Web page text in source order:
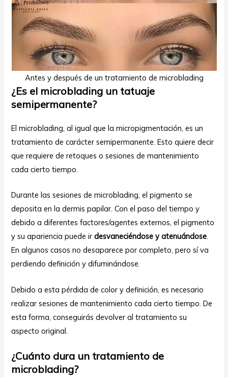
Antes y después de un tratamiento de microblading
¿Es el microblading un tatuaje
semipermanente?
El microblading, al igual que la micropigmentación, es un
tratamiento de carácter semipermanente. Esto quiere decir
que requiere de retoques o sesiones de mantenimiento
cada cierto tiempo.
Durante las sesiones de microblading, el pigmento se
deposita en la dermis papilar. Con el paso del tiempo y
debido a diferentes factores/agentes externos, el pigmento
y su apariencia puede irdesvaneciéndose y atenuándose.
En algunos casos no desaparece por completo, pero sí va
perdiendo definición y difuminándose.
Debido a esta pérdida de color y definición, es necesario
realizar sesiones de mantenimiento cada cierto tiempo. De
esta forma, conseguirás devolver al tratamiento su
aspecto original.
¿Cuánto dura un tratamiento de
microblading?